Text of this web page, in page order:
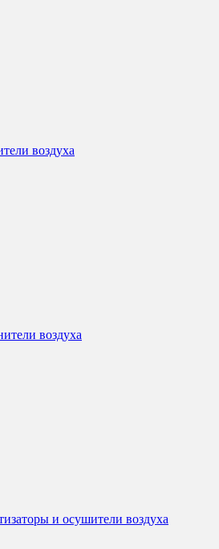
воздуха
воздуха
и осушители воздуха